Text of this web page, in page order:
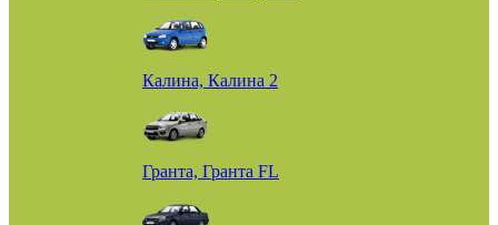
Калина, Калина 2
Гранта, Гранта FL